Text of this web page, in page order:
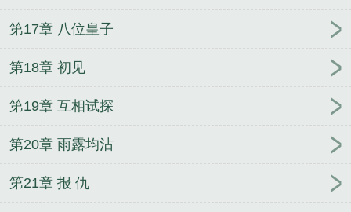
第17章 八位皇子
第18章 初见
第19章 互相试探
第20章 雨露均沾
第21章 报 仇